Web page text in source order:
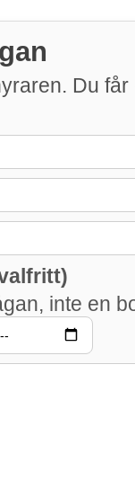
Du får
inte en